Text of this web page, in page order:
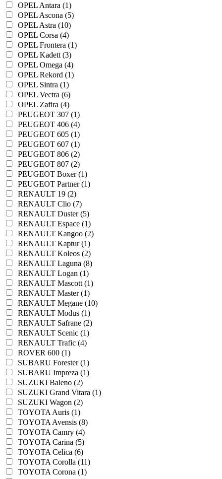
OPEL Antara (1)
OPEL Ascona (5)
OPEL Astra (10)
OPEL Corsa (4)
OPEL Frontera (1)
OPEL Kadett (3)
OPEL Omega (4)
OPEL Rekord (1)
OPEL Sintra (1)
OPEL Vectra (6)
OPEL Zafira (4)
PEUGEOT 307 (1)
PEUGEOT 406 (4)
PEUGEOT 605 (1)
PEUGEOT 607 (1)
PEUGEOT 806 (2)
PEUGEOT 807 (2)
PEUGEOT Boxer (1)
PEUGEOT Partner (1)
RENAULT 19 (2)
RENAULT Clio (7)
RENAULT Duster (5)
RENAULT Espace (1)
RENAULT Kangoo (2)
RENAULT Kaptur (1)
RENAULT Koleos (2)
RENAULT Laguna (8)
RENAULT Logan (1)
RENAULT Mascott (1)
RENAULT Master (1)
RENAULT Megane (10)
RENAULT Modus (1)
RENAULT Safrane (2)
RENAULT Scenic (1)
RENAULT Trafic (4)
ROVER 600 (1)
SUBARU Forester (1)
SUBARU Impreza (1)
SUZUKI Baleno (2)
SUZUKI Grand Vitara (1)
SUZUKI Wagon (2)
TOYOTA Auris (1)
TOYOTA Avensis (8)
TOYOTA Camry (4)
TOYOTA Carina (5)
TOYOTA Celica (6)
TOYOTA Corolla (11)
TOYOTA Corona (1)